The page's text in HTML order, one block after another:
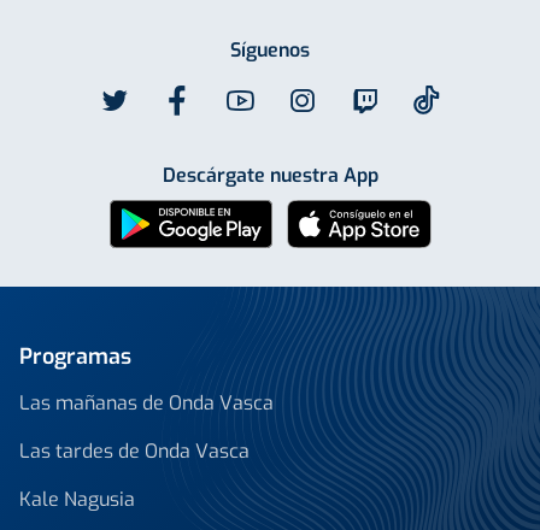
Síguenos
Descárgate nuestra App
Programas
Las mañanas de Onda Vasca
Las tardes de Onda Vasca
Kale Nagusia